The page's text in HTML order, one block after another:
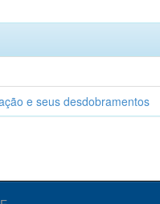
e seus desdobramentos